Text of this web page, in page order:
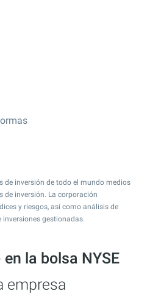
de inversión de todo el mundo medios
de inversión. La corporación
y riesgos, así como análisis de
inversiones gestionadas.
la bolsa NYSE
empresa